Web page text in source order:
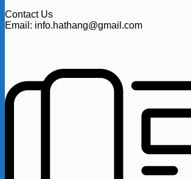
Contact Us
Email: info.hathang@gmail.com